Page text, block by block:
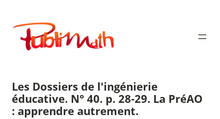
contenu
Publimath
Les Dossiers de l'ingénierie
éducative. N° 40. p. 28-29. La PréAO
: apprendre autrement.